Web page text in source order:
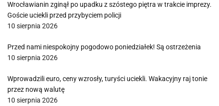
Wrocławianin zginął po upadku z szóstego piętra w trakcie imprezy.
Goście uciekli przed przybyciem policji
10 sierpnia 2026
Przed nami niespokojny pogodowo poniedziałek! Są ostrzeżenia
10 sierpnia 2026
Wprowadzili euro, ceny wzrosły, turyści uciekli. Wakacyjny raj tonie
przez nową walutę
10 sierpnia 2026